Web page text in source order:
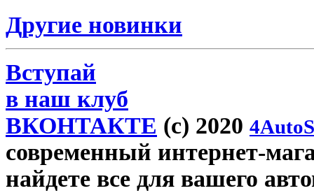
Другие новинки
Вступай
в наш клуб
ВКОНТАКТЕ (c) 2020
современный интернет-
найдете все для вашего